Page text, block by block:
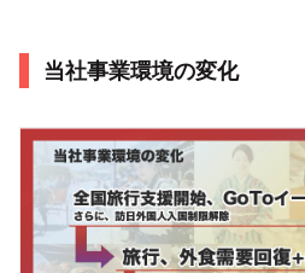
当社事業環境の変化